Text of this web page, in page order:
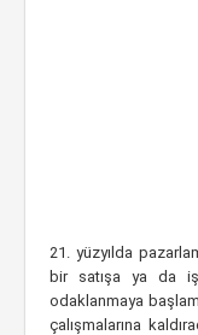
21. yüzyılda
bir satışa ya da
odaklanmaya
çalışmalarına